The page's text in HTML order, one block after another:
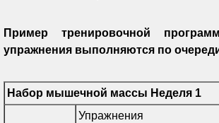
Пример тренировочной
упражнения выполняются по
Набор мышечной массы Неделя 1
Упражнения